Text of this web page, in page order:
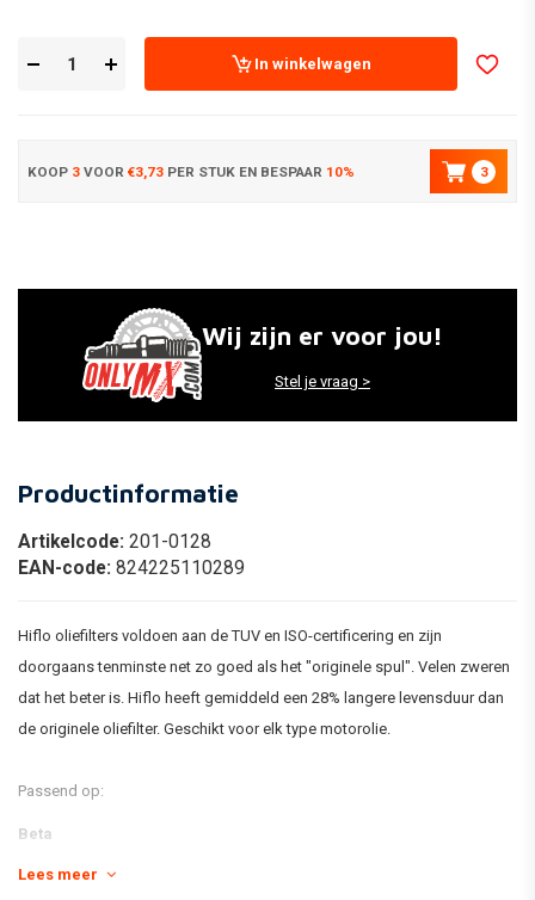
In winkelwagen
KOOP 3 VOOR €3,73 PER STUK EN BESPAAR 10% 3
Wij zijn er voor jou!
Stel je vraag >
Productinformatie
Artikelcode: 201-0128
EAN-code: 824225110289
Hiflo oliefilters voldoen aan de TUV en ISO-certificering en zijn
doorgaans tenminste net zo goed als het "originele spul". Velen zweren
dat het beter is. Hiflo heeft gemiddeld een 28% langere levensduur dan
de originele oliefilter. Geschikt voor elk type motorolie.
Passend op:
Beta
Lees meer